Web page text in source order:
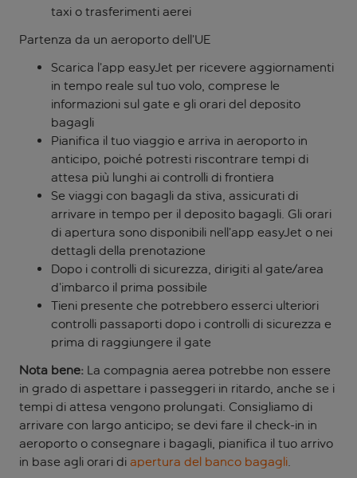
taxi o trasferimenti aerei
Partenza da un aeroporto dell’UE
Scarica l’app easyJet per ricevere aggiornamenti
in tempo reale sul tuo volo, comprese le
informazioni sul gate e gli orari del deposito
bagagli
Pianifica il tuo viaggio e arriva in aeroporto in
anticipo, poiché potresti riscontrare tempi di
attesa più lunghi ai controlli di frontiera
Se viaggi con bagagli da stiva, assicurati di
arrivare in tempo per il deposito bagagli. Gli orari
di apertura sono disponibili nell’app easyJet o nei
dettagli della prenotazione
Dopo i controlli di sicurezza, dirigiti al gate/area
d’imbarco il prima possibile
Tieni presente che potrebbero esserci ulteriori
controlli passaporti dopo i controlli di sicurezza e
prima di raggiungere il gate
Nota bene: La compagnia aerea potrebbe non essere
in grado di aspettare i passeggeri in ritardo, anche se i
tempi di attesa vengono prolungati. Consigliamo di
arrivare con largo anticipo; se devi fare il check-in in
aeroporto o consegnare i bagagli, pianifica il tuo arrivo
in base agli orari di apertura del banco bagagli.